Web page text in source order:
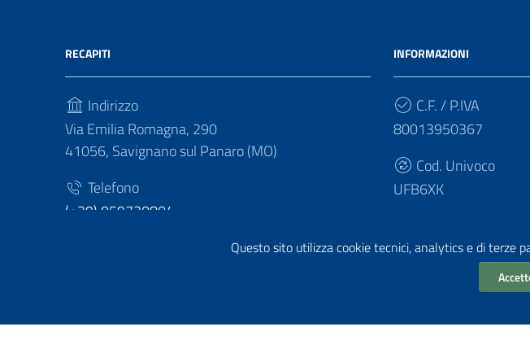
Questo sito utilizza cookie tecnici, analytics e di terze
RECAPITI
Indirizzo
Via Emilia Romagna, 290
41056, Savignano sul Panaro (MO)
Telefono
(+39) 059730804
INFORMAZIONI
C.F. / P.IVA
80013950367
Cod. Univoco
UFB6XK